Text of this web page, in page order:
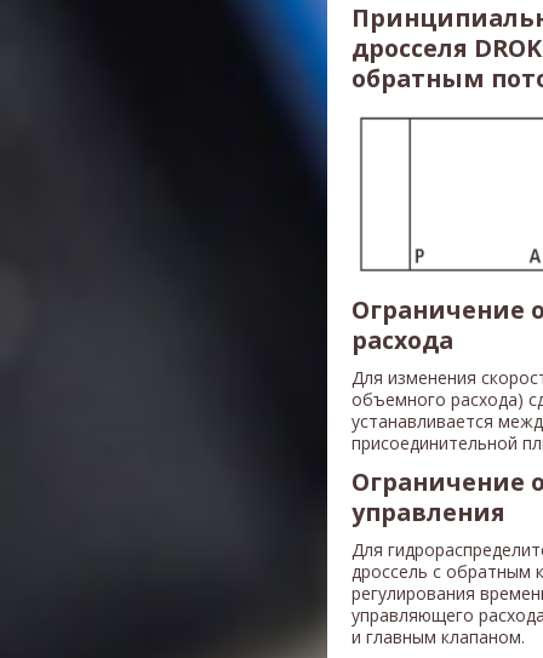
дросселя
обратным
Ограничение
расхода
Для изменения
объемного расхода)
устанавливается
присоединительной
Ограничение
управления
Для
дроссель с обратным
регулирования
управляющего
и главным клапаном.